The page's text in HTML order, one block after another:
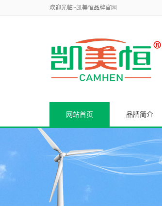
欢迎光临~凯美恒品牌官网
网站首页 品牌简介